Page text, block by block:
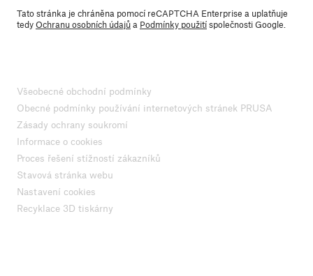
Tato stránka je chráněna pomocí reCAPTCHA Enterprise a uplatňuje
tedyOchranu osobních údajůa Podmínky použitíspolečnosti Google.
Všeobecné obchodní podmínky
Obecné podmínky používání internetových stránek PRUSA
Zásady ochrany soukromí
Informace o cookies
Proces řešení stížností zákazníků
Stavová stránka webu
Nastavení cookies
Recyklace 3D tiskárny